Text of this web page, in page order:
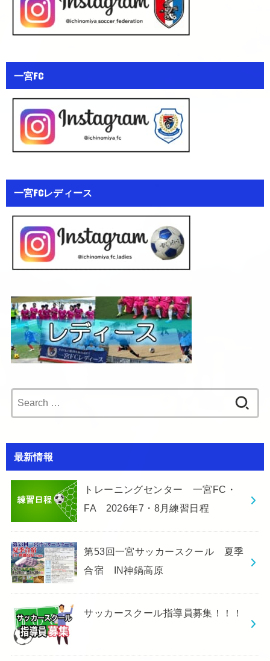
一宮FC
一宮FCレディース
for:
最新情報
トレーニングセンター 一宮FC・
FA 2026年7・8月練習日程
第53回一宮サッカースクール 夏季
合宿 IN神鍋高原
サッカースクール指導員募集！！！